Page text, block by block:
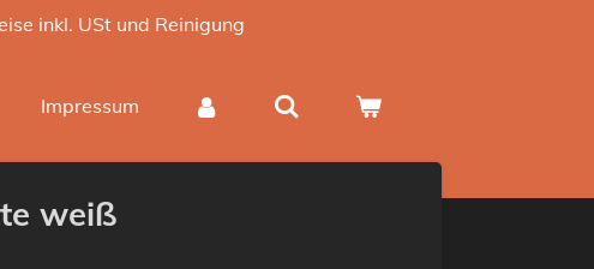
inkl. USt und Reinigung
Impressum
weiß